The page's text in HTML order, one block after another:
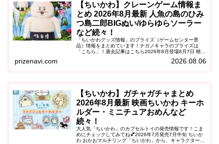
【ちいかわ】クレーンゲーム情報ま
とめ 2026年8月最新 人魚の島のひみ
つ島二郎BIGぬい/ゆらゆらソーラー
など続々！
「ちいかわグッズ情報」のプライズ（ゲームセンター景
品）情報をまとめています！ナガノキャラのプライズは
「こちら」！過去記事はこちら2026年8月登場8月7日 映画
prizenavi.com 2026.08.06
【ちいかわ】ガチャガチャまとめ
2026年8月最新 映画ちいかわ キーホ
ルダー・ミニチュアおめんなど
続々！
大人気「ちいかわ」のカプセルトイの発売情報です！こま
めにチェックしてみてね💕2026年7月発売7月中旬 ちいか
わ おかおマルチリング「ちいかわ」から、キャラクターの